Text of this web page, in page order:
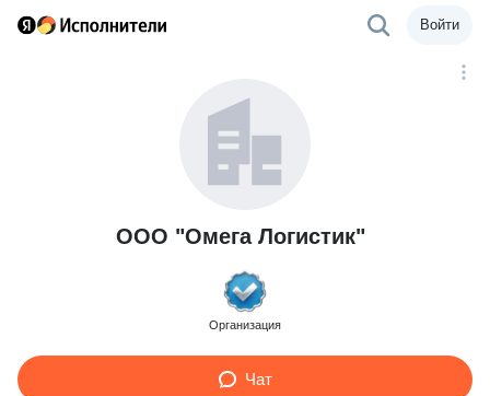
Войти
ООО "Омега Логистик"
Организация
Чат